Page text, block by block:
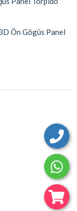
Ön Gögüs Panel